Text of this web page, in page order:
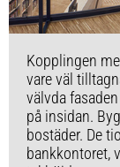
Kopplingen
vare väl
välvda
på insidan.
bostäder. De
bankkontoret,